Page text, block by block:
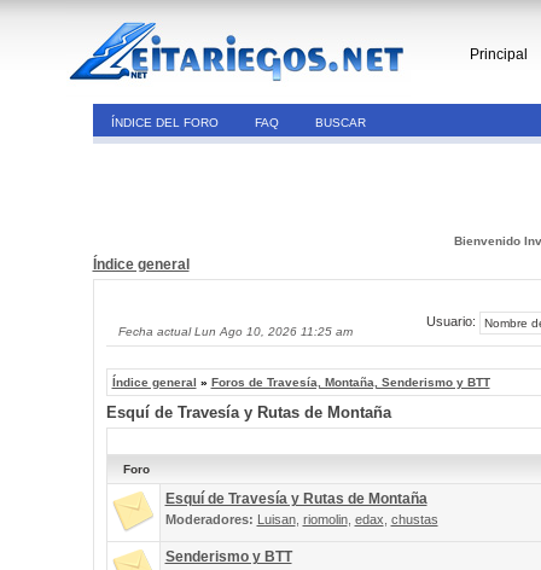
Principal
ÍNDICE DEL FORO FAQ BUSCAR
Bienvenido
Índice general
Fecha actual Lun Ago 10, 2026 11:25 am
Usuario:
Índice general » Foros de Travesía, Montaña, Senderismo y BTT
Esquí de Travesía y Rutas de Montaña
Foro
Esquí de Travesía y Rutas de Montaña
Moderadores: Luisan, riomolin, edax chustas
Senderismo y BTT